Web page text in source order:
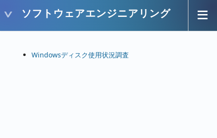
ソフトウェアエンジニアリング
Windowsディスク使用状況調査